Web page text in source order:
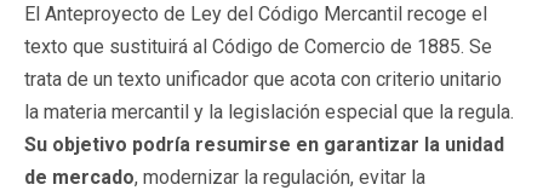
El Anteproyecto de Ley del Código Mercantil recoge el
texto que sustituirá al Código de Comercio de 1885. Se
trata de un texto unificador que acota con criterio unitario
la materia mercantil y la legislación especial que la regula.
Su objetivo podría resumirse en garantizar la unidad
de mercado, modernizar la regulación, evitar la